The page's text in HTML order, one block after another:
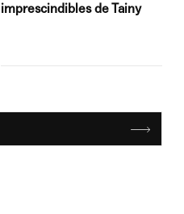
imprescindibles de Tainy